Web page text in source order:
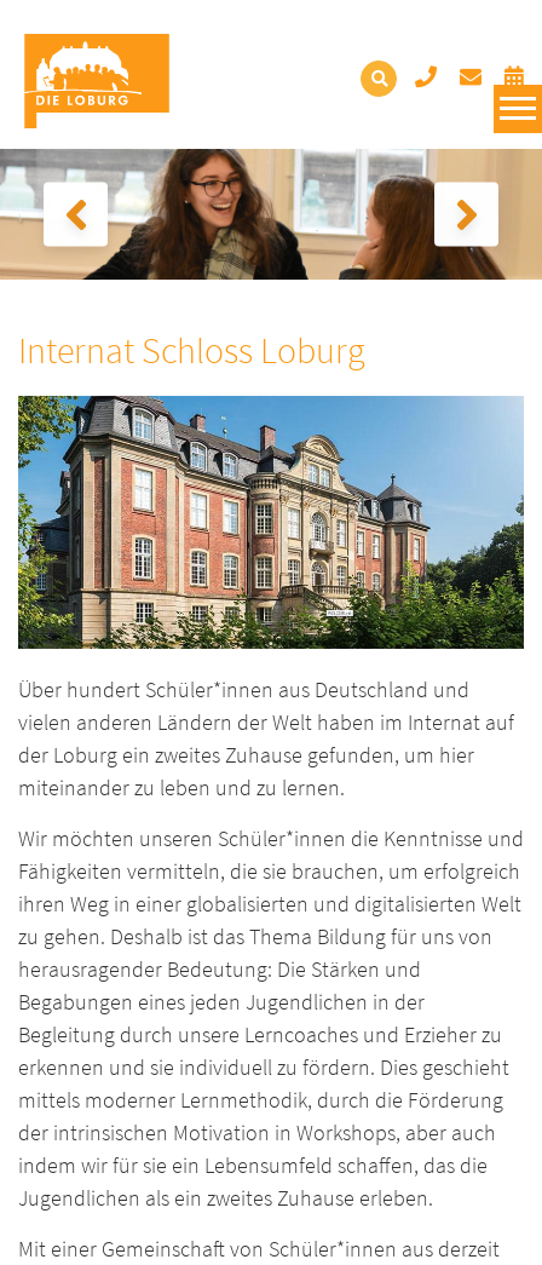
Internat Schloss Loburg
Über hundert Schüler*innen aus Deutschland und
vielen anderen Ländern der Welt haben im Internat auf
der Loburg ein zweites Zuhause gefunden, um hier
miteinander zu leben und zu lernen.
Wir möchten unseren Schüler*innen die Kenntnisse und
Fähigkeiten vermitteln, die sie brauchen, um erfolgreich
ihren Weg in einer globalisierten und digitalisierten Welt
zu gehen. Deshalb ist das Thema Bildung für uns von
herausragender Bedeutung: Die Stärken und
Begabungen eines jeden Jugendlichen in der
Begleitung durch unsere Lerncoaches und Erzieher zu
erkennen und sie individuell zu fördern. Dies geschieht
mittels moderner Lernmethodik, durch die Förderung
der intrinsischen Motivation in Workshops, aber auch
indem wir für sie ein Lebensumfeld schaffen, das die
Jugendlichen als ein zweites Zuhause erleben.
Mit einer Gemeinschaft von Schüler*innen aus derzeit